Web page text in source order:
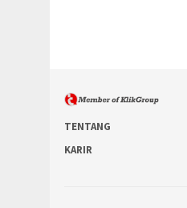
TENTANG
KARIR